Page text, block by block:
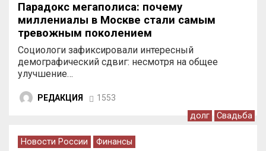
Парадокс мегаполиса: почему
миллениалы в Москве стали самым
тревожным поколением
Социологи зафиксировали интересный
демографический сдвиг: несмотря на общее
улучшение…
РЕДАКЦИЯ 1553
долг Свадьба
Новости России Финансы